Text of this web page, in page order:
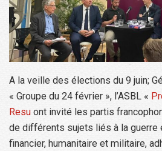
A la veille des élections du 9 juin;
« Groupe du 24 février », l’ASBL «
Resu ont invité les partis
de différents sujets liés à la guerre
financier, humanitaire et militaire,